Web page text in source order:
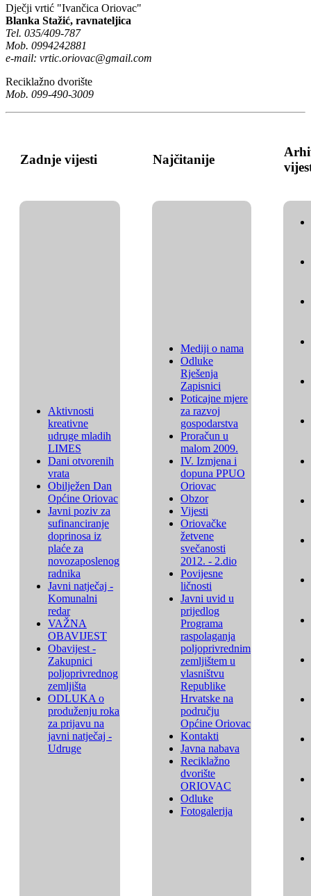
Dječji vrtić "Ivančica Oriovac"
Blanka Stažić, ravnateljica
Tel. 035/409-787
Mob. 0994242881
e-mail: vrtic.oriovac@gmail.com
Reciklažno dvorište
Mob. 099-490-3009
Zadnje vijesti Najčitanije
Aktivnosti
kreativne
udruge mladih
LIMES
Dani otvorenih
vrata
Obilježen Dan
Općine Oriovac
Javni poziv za
sufinanciranje
doprinosa iz
plaće za
novozaposlenog
radnika
Javni natječaj -
Komunalni
redar
VAŽNA
OBAVIJEST
Obavijest -
Zakupnici
poljoprivrednog
zemljišta
ODLUKA o
produženju roka
za prijavu na
javni natječaj -
Udruge
Mediji o nama
Odluke
Rješenja
Zapisnici
Poticajne mjere
za razvoj
gospodarstva
Proračun u
malom 2009.
IV. Izmjena i
dopuna PPUO
Oriovac
Obzor
Vijesti
Oriovačke
žetvene
svečanosti
2012. - 2.dio
Povijesne
ličnosti
Javni uvid u
prijedlog
Programa
raspolaganja
poljoprivrednim
zemljištem u
vlasništvu
Republike
Hrvatske na
području
Općine Oriovac
Kontakti
Javna nabava
Reciklažno
dvorište
ORIOVAC
Odluke
Fotogalerija